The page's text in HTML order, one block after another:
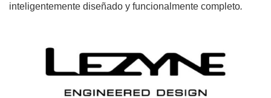
inteligentemente diseñado y funcionalmente completo.